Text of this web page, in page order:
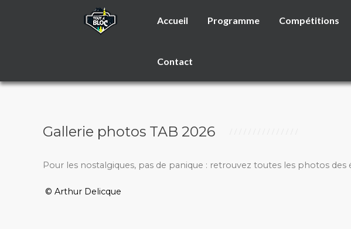
Accueil Programme Compétitions
Contact
Gallerie photos TAB 2026
Pour les nostalgiques, pas de panique : retrouvez toutes les photos
© Arthur Delicque